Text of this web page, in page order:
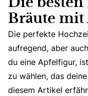
Die
Bräute
Die perfekte
Die perfekte
aufregend, aber
du eine Apfelfigur,
zu wählen, das
diesem Artikel